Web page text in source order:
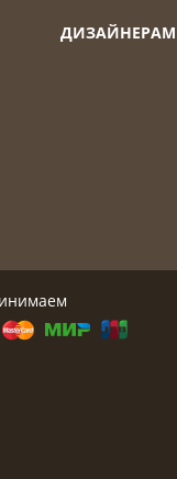
ДИЗАЙНЕРАМ